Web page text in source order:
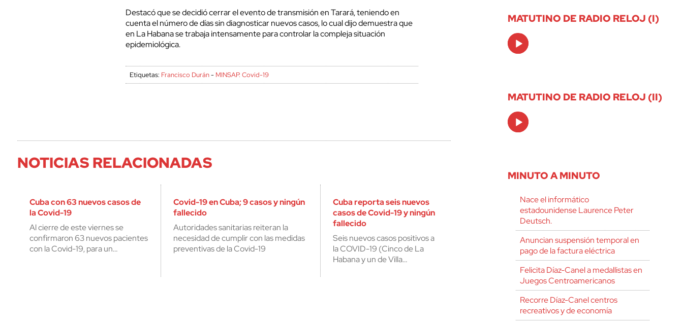
Destacó que se decidió cerrar el evento de transmisión en Tarará, teniendo en
cuenta el número de días sin diagnosticar nuevos casos, lo cual dijo demuestra que
en La Habana se trabaja intensamente para controlar la compleja situación
epidemiológica.
Etiquetas: Francisco Durán- MINSAP. Covid-19
NOTICIAS RELACIONADAS
Cuba con 63 nuevos casos de
la Covid-19
Al cierre de este viernes se
confirmaron 63 nuevos pacientes
con la Covid-19, para un…
Covid-19 en Cuba; 9 casos y ningún
fallecido
Autoridades sanitarias reiteran la
necesidad de cumplir con las medidas
preventivas de la Covid-19
Cuba reporta seis nuevos
casos de Covid-19 y ningún
fallecido
Seis nuevos casos positivos a
la COVID-19 (Cinco de La
Habana y un de Villa…
MATUTINO DE RADIO RELOJ (I)
Audio
Player
MATUTINO DE RADIO RELOJ (II)
Audio
Player
MINUTO A MINUTO
Nace el informático
estadounidense Laurence Peter
Deutsch.
Anuncian suspensión temporal en
pago de la factura eléctrica
Felicita Díaz-Canel a medallistas en
Juegos Centroamericanos
Recorre Díaz-Canel centros
recreativos y de economía